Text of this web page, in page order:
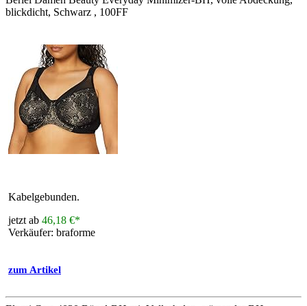
blickdicht, Schwarz , 100FF
Kabelgebunden.
jetzt ab 46,18 €*
Verkäufer: braforme
zum Artikel